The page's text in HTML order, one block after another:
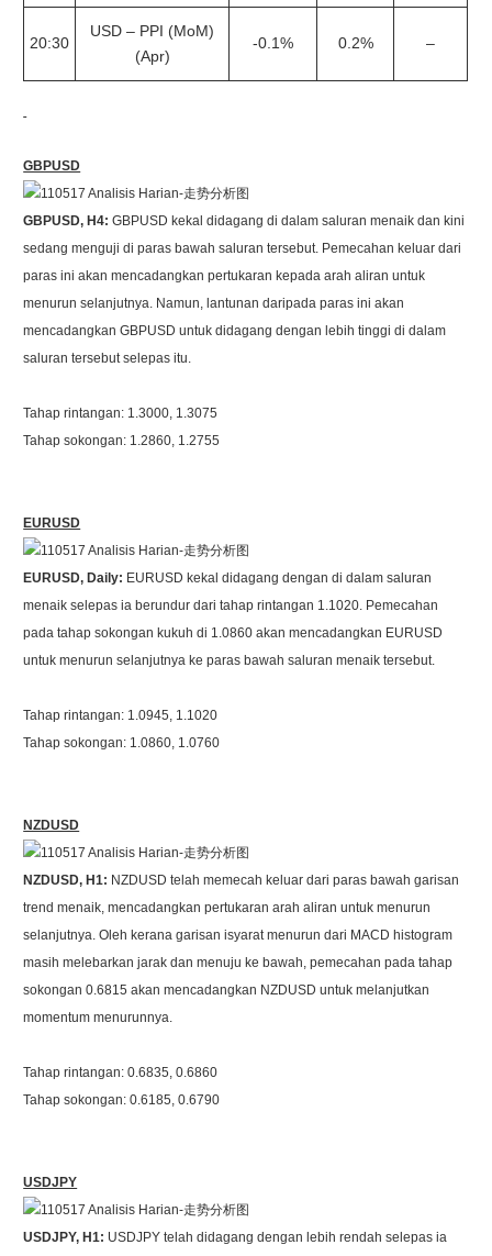
20:30
USD – PPI (MoM)
(Apr)
-0.1% 0.2% –
GBPUSD
GBPUSD, H4:GBPUSD kekal didagang di dalam saluran menaik dan kini
sedang menguji di paras bawah saluran tersebut. Pemecahan keluar dari
paras ini akan mencadangkan pertukaran kepada arah aliran untuk
menurun selanjutnya. Namun, lantunan daripada paras ini akan
mencadangkan GBPUSD untuk didagang dengan lebih tinggi di dalam
saluran tersebut selepas itu.
Tahap rintangan: 1.3000, 1.3075
Tahap sokongan: 1.2860, 1.2755
EURUSD
EURUSD, Daily: EURUSD kekal didagang dengan di dalam saluran
menaik selepas ia berundur dari tahap rintangan 1.1020. Pemecahan
pada tahap sokongan kukuh di 1.0860 akan mencadangkan EURUSD
untuk menurun selanjutnya ke paras bawah saluran menaik tersebut.
Tahap rintangan: 1.0945, 1.1020
Tahap sokongan: 1.0860, 1.0760
NZDUSD
NZDUSD, H1: NZDUSD telah memecah keluar dari paras bawah garisan
trend menaik, mencadangkan pertukaran arah aliran untuk menurun
selanjutnya. Oleh kerana garisan isyarat menurun dari MACD histogram
masih melebarkan jarak dan menuju ke bawah, pemecahan pada tahap
sokongan 0.6815 akan mencadangkan NZDUSD untuk melanjutkan
momentum menurunnya.
Tahap rintangan: 0.6835, 0.6860
Tahap sokongan: 0.6185, 0.6790
USDJPY
USDJPY, H1: USDJPY telah didagang dengan lebih rendah selepas ia